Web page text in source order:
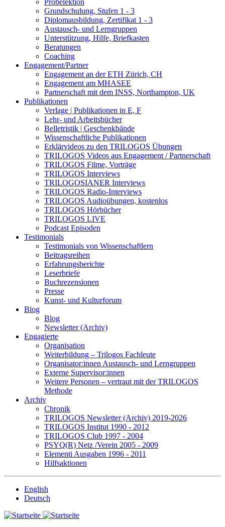
Grundschulung, Stufen 1 - 3
Diplomausbildung, Zertifikat 1 - 3
Austausch- und Lerngruppen
Unterstützung, Hilfe, Briefkasten
Beratungen
Coaching
Engagement/Partner
Engagement an der ETH Zürich, CH
Engagement am MHASEE
Partnerschaft mit dem INSS, Northampton, UK
Publikationen
Verlage | Publikationen in E, F
Lehr- und Arbeitsbücher
Belletristik | Geschenkbände
Wissenschaftliche Publikationen
Erklärvideos zu den TRILOGOS Übungen
TRILOGOS Videos aus Engagement / Partnerschaft
TRILOGOS Filme, Vorträge
TRILOGOS Interviews
TRILOGOSIANER Interviews
TRILOGOS Radio-Interviews
TRILOGOS Audioübungen, kostenlos
TRILOGOS Hörbücher
TRILOGOS LIVE
Podcast Episoden
Testimonials
Testimonials von Wissenschaftlern
Beitragsreihen
Erfahrungsberichte
Leserbriefe
Buchrezensionen
Presse
Kunst- und Kulturforum
Blog
Blog
Newsletter (Archiv)
Engagierte
Organisation
Weiterbildung – Trilogos Fachleute
Organisator:innen Austausch- und Lerngruppen
Externe Supervisor:innen
Weitere Personen – vertraut mit der TRILOGOS
Methode
Archiv
Chronik
TRILOGOS Newsletter (Archiv) 2019-2026
TRILOGOS Institut 1990 - 2012
TRILOGOS Club 1997 - 2004
PSYQ(R) Netz /Verein 2005 - 2009
Elementi Ausgaben 1996 - 2011
Hilfsaktionen
English
Deutsch